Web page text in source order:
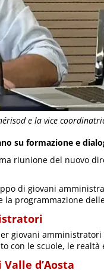
e la vice
su formazione e
riunione del nuovo
di giovani
programmazione
giovani
con le scuole, le realtà
d’Aosta